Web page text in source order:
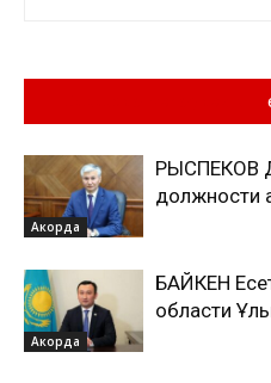
Акорда
РЫСПЕКОВ
должности
Акорда
БАЙКЕН
области